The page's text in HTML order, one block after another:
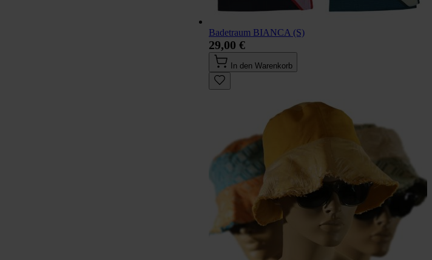
Badetraum BIANCA (S)
29,00 €
In den Warenkorb